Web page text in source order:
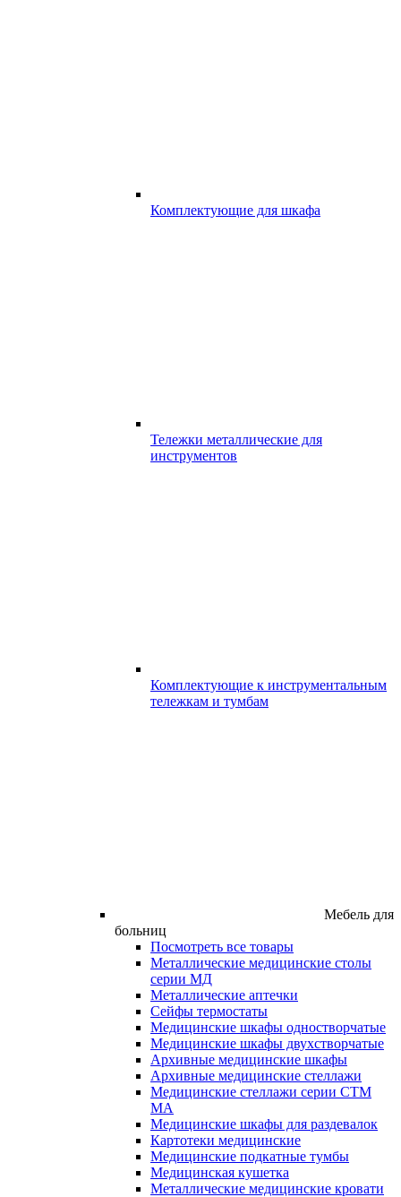
Комплектующие для шкафа
Тележки металлические для
инструментов
Комплектующие к инструментальным
тележкам и тумбам
Мебель для
больниц
Посмотреть все товары
Металлические медицинские столы
серии МД
Металлические аптечки
Сейфы термостаты
Медицинские шкафы одностворчатые
Медицинские шкафы двухстворчатые
Архивные медицинские шкафы
Архивные медицинские стеллажи
Медицинские стеллажи серии СТМ
МА
Медицинские шкафы для раздевалок
Картотеки медицинские
Медицинские подкатные тумбы
Медицинская кушетка
Металлические медицинские кровати